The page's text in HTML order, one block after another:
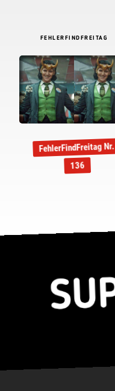
FEHLERFINDFREITAG
FehlerFindFreitag Nr.
136